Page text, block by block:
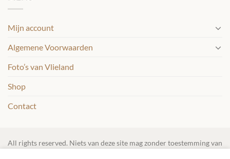
Mijn account
Algemene Voorwaarden
Foto’s van Vlieland
Shop
Contact
All rights reserved. Niets van deze site mag zonder toestemming van